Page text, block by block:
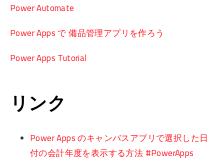
Power Automate
Power Apps で 備品管理アプリを作ろう
Power Apps Tutorial
リンク
Power Apps のキャンバスアプリで選択した日
付の会計年度を表示する方法 #PowerApps